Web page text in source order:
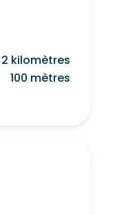
2 kilomètres
100 mètres